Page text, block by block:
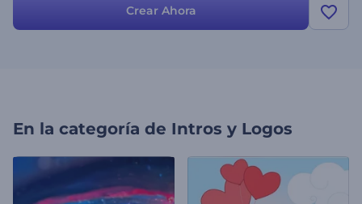
Crear Ahora
En la categoría de Intros y Logos